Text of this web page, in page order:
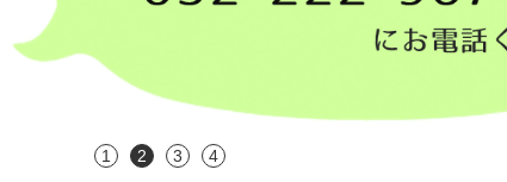
1 2 3 4